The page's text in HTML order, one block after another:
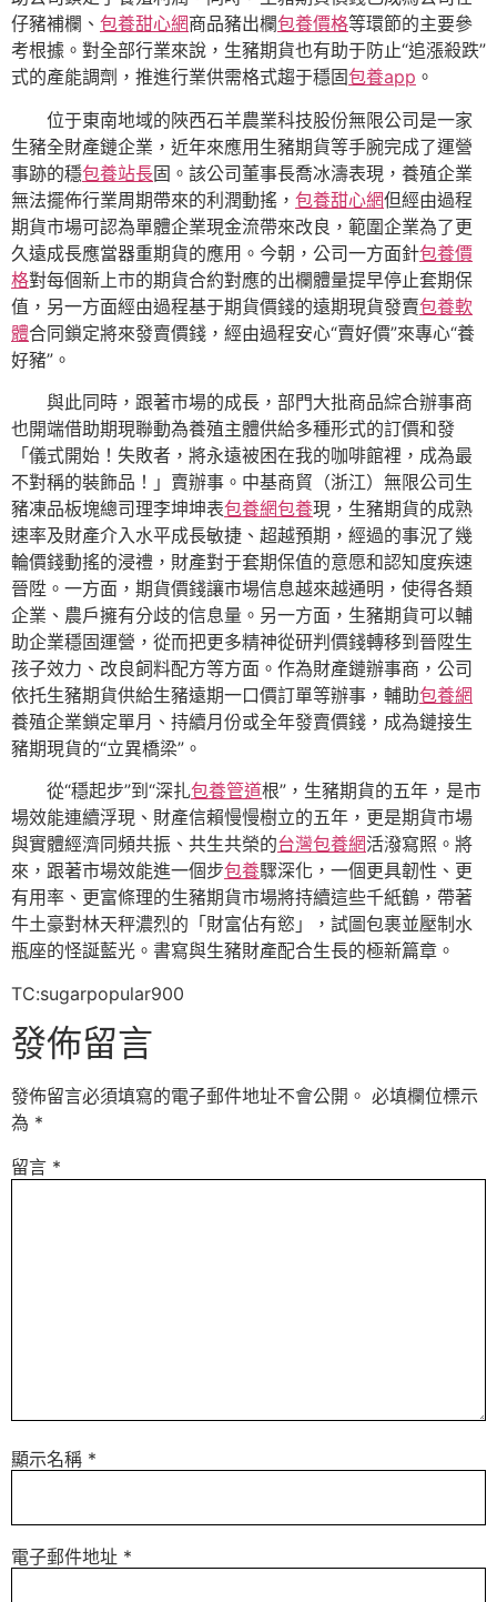
仔豬補欄、 包養甜心網商品豬出欄包養價格等環節的主要參
考根據。對全部行業來說，生豬期貨也有助于防止“追漲殺跌”
式的產能調劑，推進行業供需格式趨于穩固包養app 。
位于東南地域的陜西石羊農業科技股份無限公司是一家
生豬全財產鏈企業，近年來應用生豬期貨等手腕完成了運營
事跡的穩包養站長固。該公司董事長喬冰濤表現，養殖企業
無法擺佈行業周期帶來的利潤動搖， 包養甜心網但經由過程
期貨市場可認為單體企業現金流帶來改良，範圍企業為了更
久遠成長應當器重期貨的應用。今朝，公司一方面針包養價
格對每個新上市的期貨合約對應的出欄體量提早停止套期保
值，另一方面經由過程基于期貨價錢的遠期現貨發賣包養軟
體合同鎖定將來發賣價錢，經由過程安心“賣好價”來專心“養
好豬”。
與此同時，跟著市場的成長，部門大批商品綜合辦事商
也開端借助期現聯動為養殖主體供給多種形式的訂價和發
「儀式開始！失敗者，將永遠被困在我的咖啡館裡，成為最
不對稱的裝飾品！」賣辦事。中基商貿（浙江）無限公司生
豬凍品板塊總司理李坤坤表包養網包養現，生豬期貨的成熟
速率及財產介入水平成長敏捷、超越預期，經過的事況了幾
輪價錢動搖的浸禮，財產對于套期保值的意愿和認知度疾速
晉陞。一方面，期貨價錢讓市場信息越來越通明，使得各類
企業、農戶擁有分歧的信息量。另一方面，生豬期貨可以輔
助企業穩固運營，從而把更多精神從研判價錢轉移到晉陞生
孩子效力、改良飼料配方等方面。作為財產鏈辦事商，公司
依托生豬期貨供給生豬遠期一口價訂單等辦事，輔助包養網
養殖企業鎖定單月、持續月份或全年發賣價錢，成為鏈接生
豬期現貨的“立異橋梁”。
從“穩起步”到“深扎包養管道根”，生豬期貨的五年，是市
場效能連續浮現、財產信賴慢慢樹立的五年，更是期貨市場
與實體經濟同頻共振、共生共榮的台灣包養網活潑寫照。將
來，跟著市場效能進一個步包養驟深化，一個更具韌性、更
有用率、更富條理的生豬期貨市場將持續這些千紙鶴，帶著
牛土豪對林天秤濃烈的「財富佔有慾」，試圖包裹並壓制水
瓶座的怪誕藍光。書寫與生豬財產配合生長的極新篇章。
TC:sugarpopular900
發佈留言
發佈留言必須填寫的電子郵件地址不會公開。 必填欄位標示
為 *
留言 *
顯示名稱 *
電子郵件地址 *